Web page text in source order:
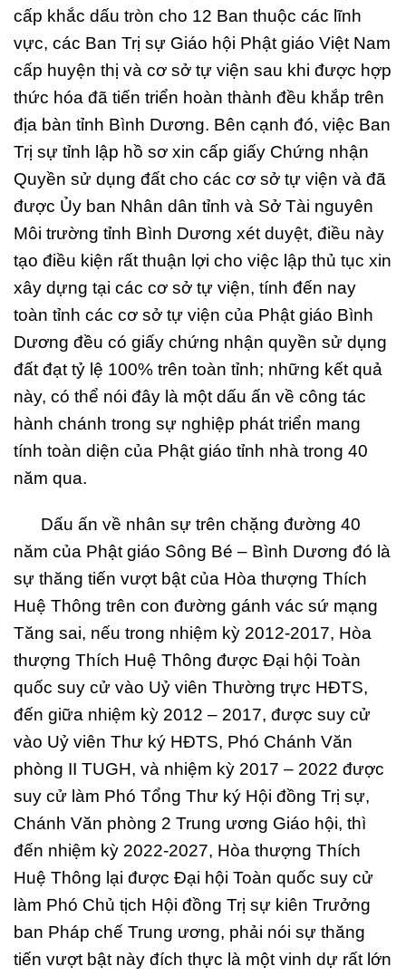
cấp khắc dấu tròn cho 12 Ban thuộc các lĩnh
vực, các Ban Trị sự Giáo hội Phật giáo Việt Nam
cấp huyện thị và cơ sở tự viện sau khi được hợp
thức hóa đã tiến triển hoàn thành đều khắp trên
địa bàn tỉnh Bình Dương. Bên cạnh đó, việc Ban
Trị sự tỉnh lập hồ sơ xin cấp giấy Chứng nhận
Quyền sử dụng đất cho các cơ sở tự viện và đã
được Ủy ban Nhân dân tỉnh và Sở Tài nguyên
Môi trường tỉnh Bình Dương xét duyệt, điều này
tạo điều kiện rất thuận lợi cho việc lập thủ tục xin
xây dựng tại các cơ sở tự viện, tính đến nay
toàn tỉnh các cơ sở tự viện của Phật giáo Bình
Dương đều có giấy chứng nhận quyền sử dụng
đất đạt tỷ lệ 100% trên toàn tỉnh; những kết quả
này, có thể nói đây là một dấu ấn về công tác
hành chánh trong sự nghiệp phát triển mang
tính toàn diện của Phật giáo tỉnh nhà trong 40
năm qua.
Dấu ấn về nhân sự trên chặng đường 40
năm của Phật giáo Sông Bé – Bình Dương đó là
sự thăng tiến vượt bật của Hòa thượng Thích
Huệ Thông trên con đường gánh vác sứ mạng
Tăng sai, nếu trong nhiệm kỳ 2012-2017, Hòa
thượng Thích Huệ Thông được Đại hội Toàn
quốc suy cử vào Uỷ viên Thường trực HĐTS,
đến giữa nhiệm kỳ 2012 – 2017, được suy cử
vào Uỷ viên Thư ký HĐTS, Phó Chánh Văn
phòng II TUGH, và nhiệm kỳ 2017 – 2022 được
suy cử làm Phó Tổng Thư ký Hội đồng Trị sự,
Chánh Văn phòng 2 Trung ương Giáo hội, thì
đến nhiệm kỳ 2022-2027, Hòa thượng Thích
Huệ Thông lại được Đại hội Toàn quốc suy cử
làm Phó Chủ tịch Hội đồng Trị sự kiên Trưởng
ban Pháp chế Trung ương, phải nói sự thăng
tiến vượt bật này đích thực là một vinh dự rất lớn